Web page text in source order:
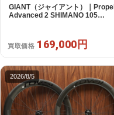
GIANT（ジャイアント）｜Propel
Advanced 2 SHIMANO 105
買取価格 169,000円
2026/8/5